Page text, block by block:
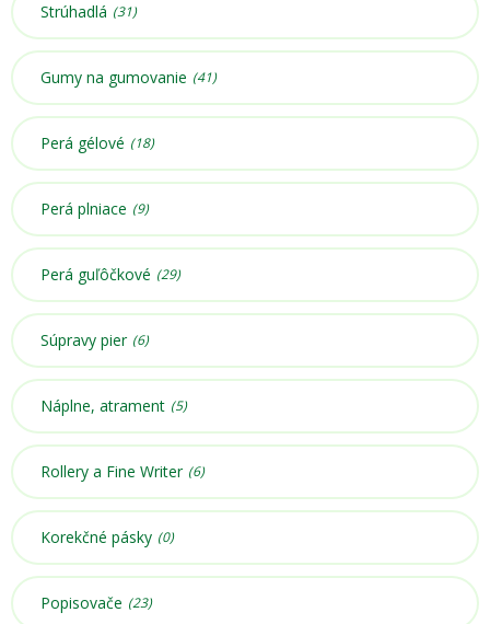
Strúhadlá (31)
Gumy na gumovanie (41)
Perá gélové (18)
Perá plniace (9)
Perá guľôčkové (29)
Súpravy pier (6)
Náplne, atrament (5)
Rollery a Fine Writer (6)
Korekčné pásky (0)
Popisovače (23)